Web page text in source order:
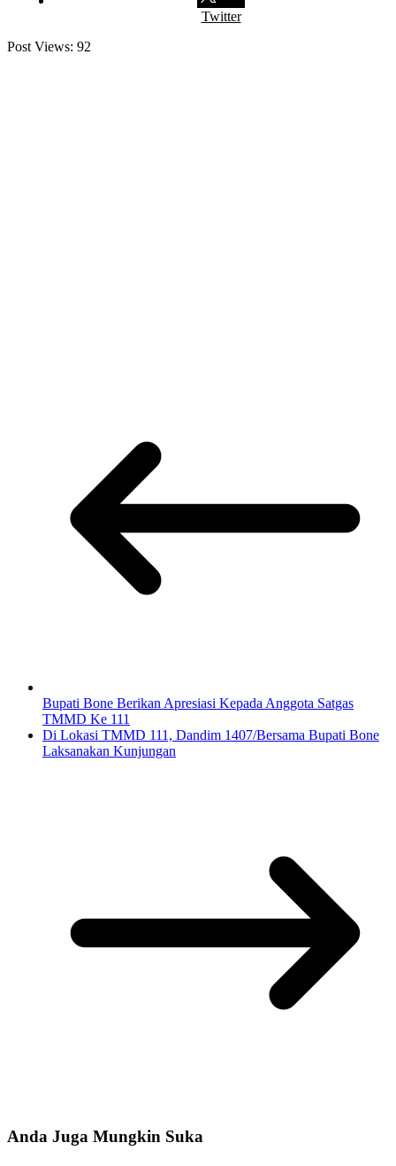
Twitter
Post Views: 92
Bupati Bone Berikan Apresiasi Kepada Anggota Satgas
TMMD Ke 111
Di Lokasi TMMD 111, Dandim 1407/Bersama Bupati Bone
Laksanakan Kunjungan
Anda Juga Mungkin Suka